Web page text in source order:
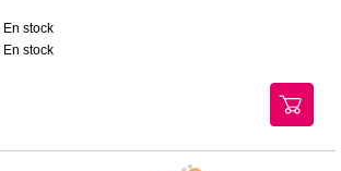
En stock
En stock